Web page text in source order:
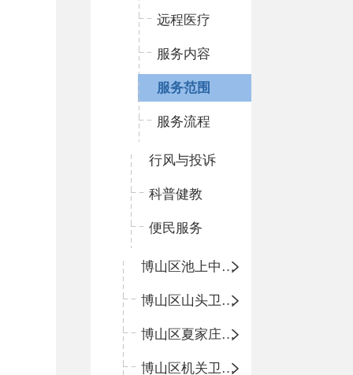
远程医疗
服务内容
服务范围
服务流程
行风与投诉
科普健教
便民服务
博山区池上中心卫生院
博山区山头卫生院
博山区夏家庄卫生院
博山区机关卫生所